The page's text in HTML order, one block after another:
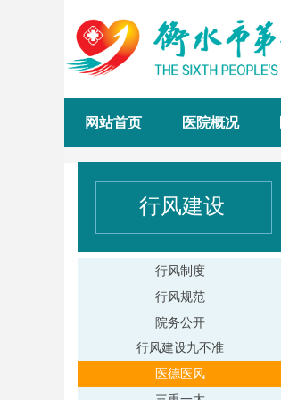
网站首页 医院概况
行风建设
行风制度
行风规范
院务公开
行风建设九不准
医德医风